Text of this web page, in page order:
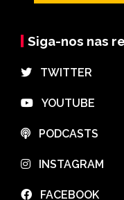
Siga-nos nas
⠀TWITTER
⠀YOUTUBE
⠀PODCASTS
⠀INSTAGRAM
⠀FACEBOOK